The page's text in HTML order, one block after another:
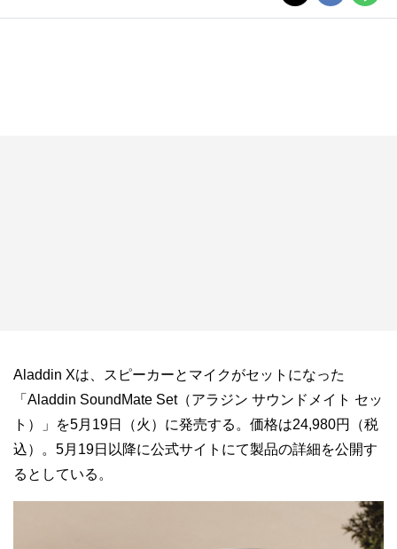
Aladdin Xは、スピーカーとマイクがセットになった
「Aladdin SoundMate Set（アラジン サウンドメイト セッ
ト）」を5月19日（火）に発売する。価格は24,980円（税
込）。5月19日以降に公式サイトにて製品の詳細を公開す
るとしている。